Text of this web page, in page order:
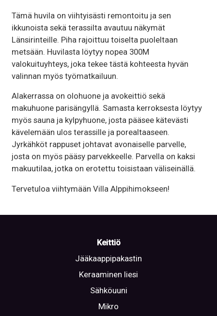
Tämä huvila on viihtyisästi remontoitu ja sen
ikkunoista sekä terassilta avautuu näkymät
Länsirinteille. Piha rajoittuu toiselta puoleltaan
metsään. Huvilasta löytyy nopea 300M
valokuituyhteys, joka tekee tästä kohteesta hyvän
valinnan myös työmatkailuun.
Alakerrassa on olohuone ja avokeittiö sekä
makuhuone parisängyllä. Samasta kerroksesta löytyy
myös sauna ja kylpyhuone, josta pääsee kätevästi
kävelemään ulos terassille ja porealtaaseen.
Jyrkähköt rappuset johtavat avonaiselle parvelle,
josta on myös pääsy parvekkeelle. Parvella on kaksi
makuutilaa, jotka on erotettu toisistaan väliseinällä.
Tervetuloa viihtymään Villa Alppihimokseen!
Keittiö
Jääkaappipakastin
Keraaminen liesi
Sähköuuni
Mikro